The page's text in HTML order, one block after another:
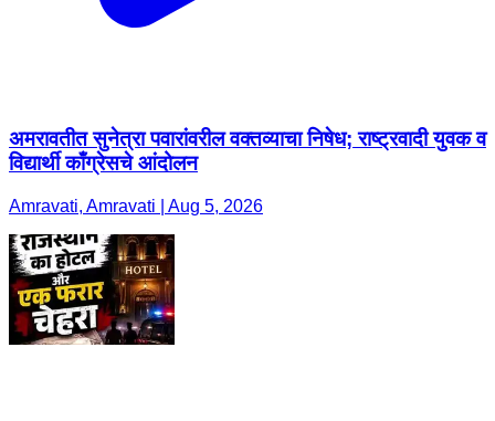
अमरावतीत सुनेत्रा पवारांवरील वक्तव्याचा निषेध; राष्ट्रवादी युवक व
विद्यार्थी काँग्रेसचे आंदोलन
Amravati, Amravati | Aug 5, 2026